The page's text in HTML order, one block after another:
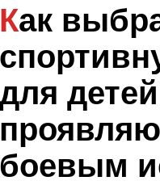
Как выбрать
для
боевым